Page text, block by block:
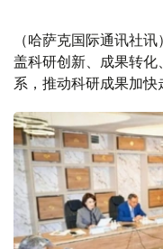
（哈萨克国际通讯社
盖科研创新、成果转
系，推动科研成果加快